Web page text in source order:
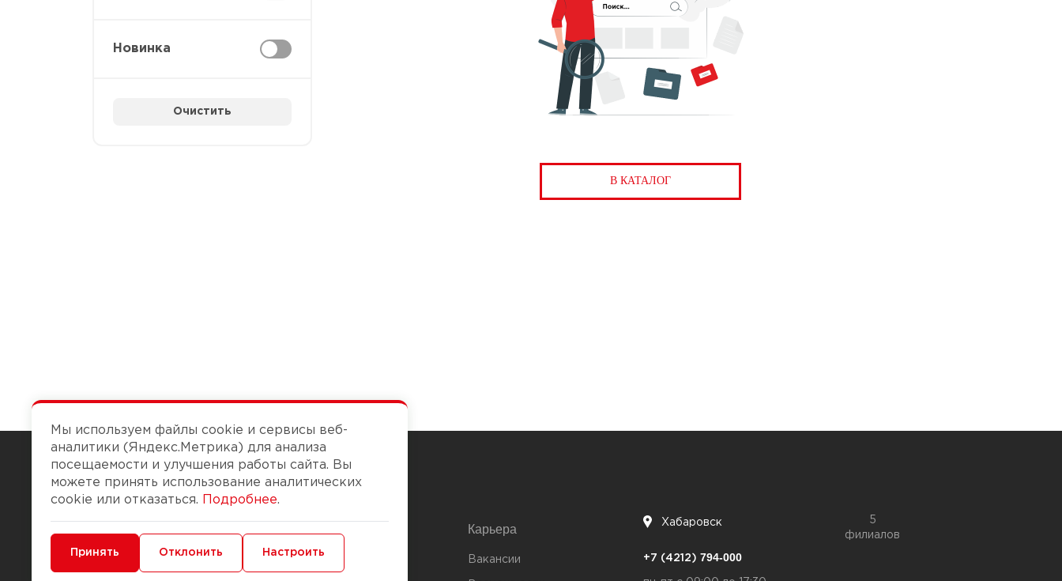
Новинка
Очистить
В КАТАЛОГ
Чтобы вам легко работалось
Доставка и оплата
Карьера
Вакансии
Хабаровск
5
филиалов
+7 (4212) 794-000
Мы используем файлы cookie и сервисы веб-
аналитики (Яндекс.Метрика) для анализа
посещаемости и улучшения работы сайта. Вы
можете принять использование аналитических
cookie или отказаться.
Подробнее.
Минимальные Функциональные/Аналитические
Принять Отклонить Настроить